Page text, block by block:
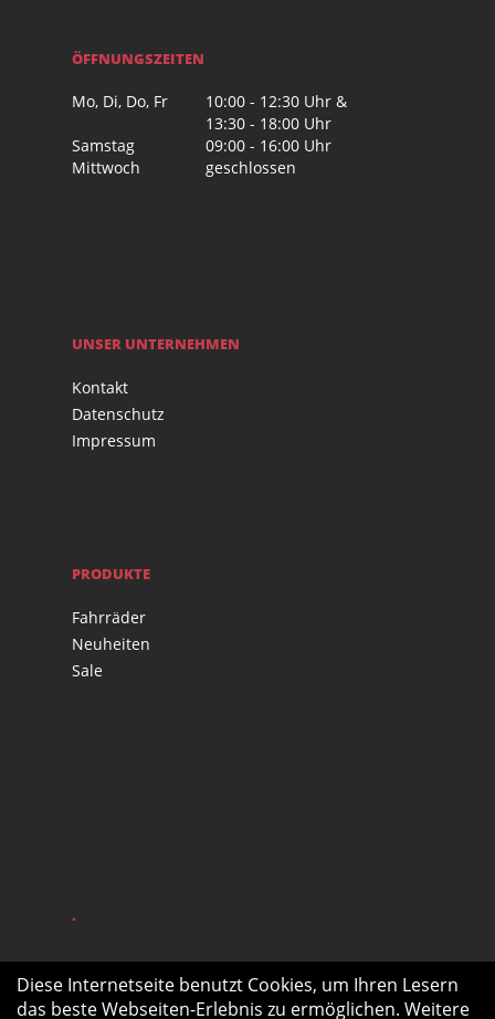
ÖFFNUNGSZEITEN
Mo, Di, Do, Fr
10:00 - 12:30 Uhr &
13:30 - 18:00 Uhr
Samstag
09:00 - 16:00 Uhr
Mittwoch
geschlossen
UNSER UNTERNEHMEN
Kontakt
Datenschutz
Impressum
PRODUKTE
Fahrräder
Neuheiten
Sale
.
Diese Internetseite benutzt Cookies, um Ihren Lesern
das beste Webseiten-Erlebnis zu ermöglichen. Weitere